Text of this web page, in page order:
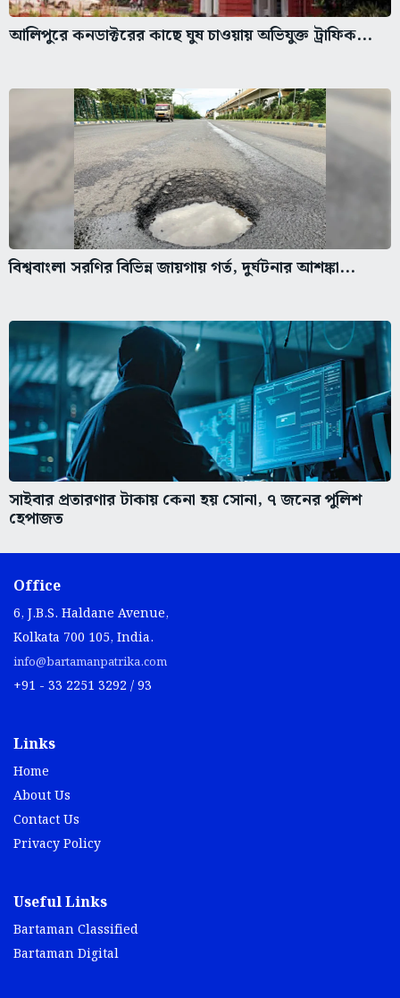
আলিপুরে কনডাক্টরের কাছে ঘুষ চাওয়ায় অভিযুক্ত ট্রাফিক...
বিশ্ববাংলা সরণির বিভিন্ন জায়গায় গর্ত, দুর্ঘটনার আশঙ্কা...
সাইবার প্রতারণার টাকায় কেনা হয় সোনা, ৭ জনের পুলিশ
হেপাজত
Office
6, J.B.S. Haldane Avenue,
Kolkata 700 105, India.
info@bartamanpatrika.com
+91 - 33 2251 3292 / 93
Links
Home
About Us
Contact Us
Privacy Policy
Useful Links
Bartaman Classified
Bartaman Digital